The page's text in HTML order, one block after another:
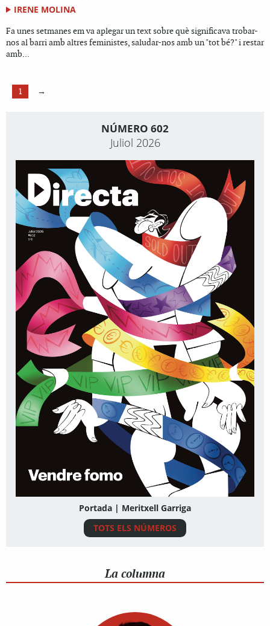
IRENE MOLINA
Fa unes setmanes em va aplegar un text sobre què significava trobar-
nos al barri amb altres feministes, saludar-nos amb un "tot bé?" i restar
amb...
1 →
NÚMERO 602
Juliol 2026
Portada | Meritxell Garriga
TOTS ELS NÚMEROS
La columna